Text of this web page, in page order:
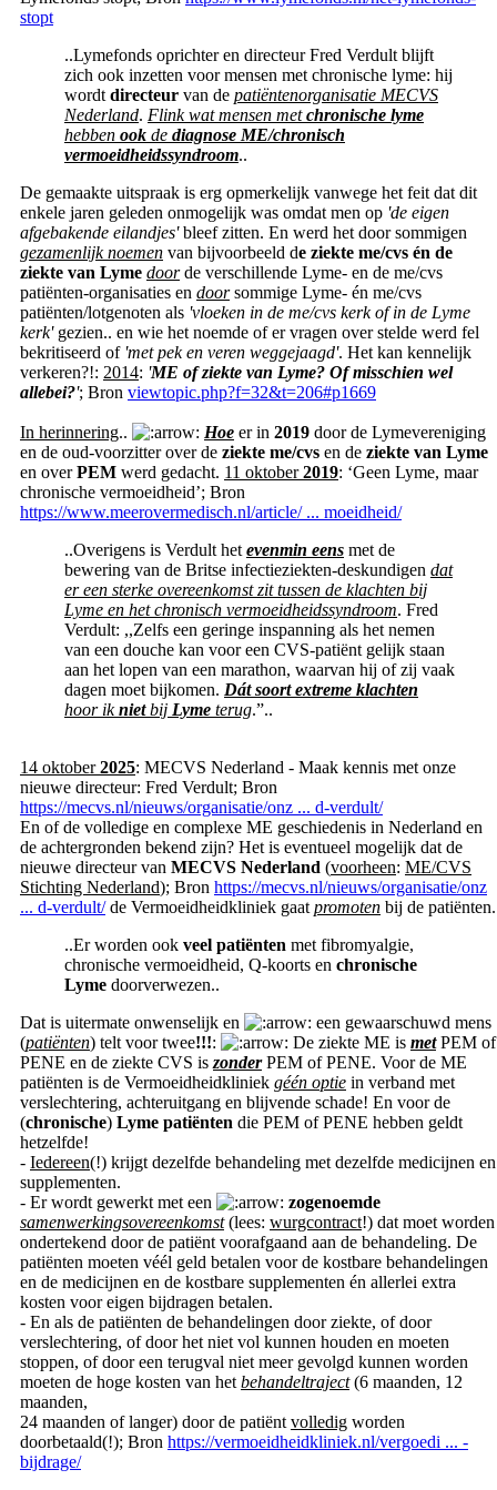
stopt
..Lymefonds oprichter en directeur Fred Verdult blijft
zich ook inzetten voor mensen met chronische lyme: hij
wordt directeur van de patiëntenorganisatie MECVS
Nederland. Flink wat mensen metchronische lyme
hebben ook de diagnose ME/chronisch
vermoeidheidssyndroom..
De gemaakte uitspraak is erg opmerkelijk vanwege het feit dat dit
enkele jaren geleden onmogelijk was omdat men op 'de eigen
afgebakende eilandjes'bleef zitten. En werd het door sommigen
gezamenlijk noemen van bijvoorbeeld de ziekte me/cvs én de
ziekte van Lyme doorde verschillende Lyme- en de me/cvs
patiënten-organisaties en doorsommige Lyme- én me/cvs
patiënten/lotgenoten als 'vloeken in de me/cvs kerk of in de Lyme
kerk'gezien.. en wie het noemde of er vragen over stelde werd fel
bekritiseerd of 'met pek en veren weggejaagd'. Het kan kennelijk
verkeren?!: 2014: 'ME of ziekte van Lyme? Of misschien wel
allebei?'; Bron viewtopic.php?f=32&t=206#p1669
In herinnering.. Hoe er in 2019 door de Lymevereniging
en de oud-voorzitter over de ziekte me/cvs en de ziekte van Lyme
en overPEM werd gedacht. 11 oktober2019: ‘Geen Lyme, maar
chronische vermoeidheid’; Bron
https://www.meerovermedisch.nl/article/ ... moeidheid/
..Overigens is Verdult het evenmin eens met de
bewering van de Britse infectieziekten-deskundigen dat
er een sterke overeenkomst zit tussen de klachten bij
Lyme en het chronisch vermoeidheidssyndroom. Fred
Verdult: ,,Zelfs een geringe inspanning als het nemen
van een douche kan voor een CVS-patiënt gelijk staan
aan het lopen van een marathon, waarvan hij of zij vaak
dagen moet bijkomen. Dát soort extreme klachten
hoor iknietbij Lyme terug.”..
14 oktober2025: MECVS Nederland - Maak kennis met onze
nieuwe directeur: Fred Verdult; Bron
https://mecvs.nl/nieuws/organisatie/onz ... d-verdult/
En of de volledige en complexe ME geschiedenis in Nederland en
de achtergronden bekend zijn? Het is eventueel mogelijk dat de
nieuwe directeur van MECVS Nederland (voorheen: ME/CVS
Stichting Nederland); Bron https://mecvs.nl/nieuws/organisatie/onz
... d-verdult/de Vermoeidheidkliniek gaat promoten bij de patiënten.
..Er worden ook veel patiënten met fibromyalgie,
chronische vermoeidheid, Q-koorts en chronische
Lyme doorverwezen..
Dat is uitermate onwenselijk en
een gewaarschuwd mens
(patiënten) telt voor twee!!!: De ziekte ME is metPEM of
PENE en de ziekte CVS is zonderPEM of PENE. Voor de ME
patiënten is de Vermoeidheidkliniek géén optie in verband met
verslechtering, achteruitgang en blijvende schade! En voor de
(chronische) Lyme patiënten die PEM of PENE hebben geldt
hetzelfde!
- Iedereen(!) krijgt dezelfde behandeling met dezelfde medicijnen en
supplementen.
- Er wordt gewerkt met een
zogenoemde
samenwerkingsovereenkomst(lees: wurgcontract!) dat moet worden
ondertekend door de patiënt voorafgaand aan de behandeling. De
patiënten moeten véél geld betalen voor de kostbare behandelingen
en de medicijnen en de kostbare supplementen én allerlei extra
kosten voor eigen bijdragen betalen.
- En als de patiënten de behandelingen door ziekte, of door
verslechtering, of door het niet vol kunnen houden en moeten
stoppen, of door een terugval niet meer gevolgd kunnen worden
moeten de hoge kosten van het behandeltraject(6 maanden, 12
maanden,
24 maanden of langer) door de patiënt volledig worden
doorbetaald(!); Bron https://vermoeidheidkliniek.nl/vergoedi ... -
bijdrage/